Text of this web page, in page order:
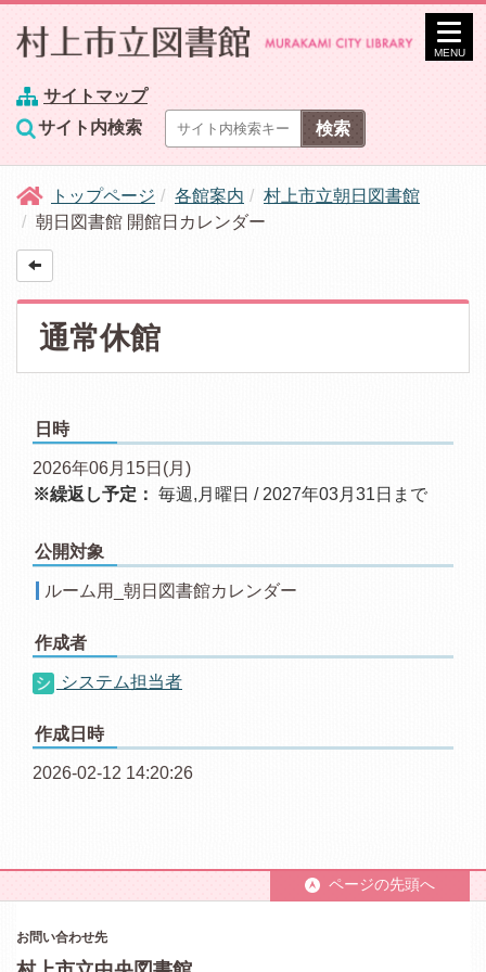
サイトマップ
サイト内検索
MENU
トップページ 各館案内
村上市立朝日図書館
朝日図書館 開館日カレンダー
通常休館
日時
2026年06月15日(月)
※繰返し予定： 毎週,月曜日 / 2027年03月31日まで
公開対象
ルーム用_朝日図書館カレンダー
作成者
システム担当者
作成日時
2026-02-12 14:20:26
ページの先頭へ
お問い合わせ先